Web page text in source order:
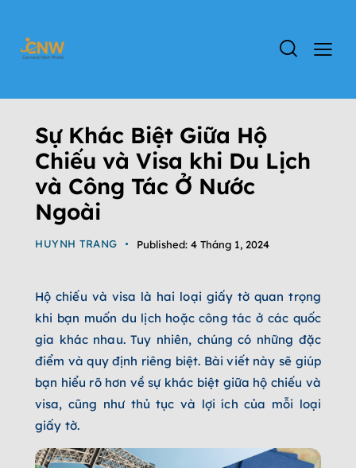
Sự Khác Biệt Giữa Hộ
Chiếu và Visa khi Du Lịch
và Công Tác Ở Nước
Ngoài
HUYNH TRANG Published: 4 Tháng 1, 2024
Hộ chiếu và visa là hai loại giấy tờ quan trọng
khi bạn muốn du lịch hoặc công tác ở các quốc
gia khác nhau. Tuy nhiên, chúng có những đặc
điểm và quy định riêng biệt. Bài viết này sẽ giúp
bạn hiểu rõ hơn về sự khác biệt giữa hộ chiếu và
visa, cũng như thủ tục và lợi ích của mỗi loại
giấy tờ.